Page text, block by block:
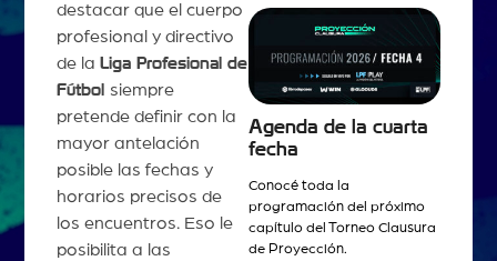
destacar que el cuerpo
profesional y directivo
de la Liga Profesional de
Fútbol siempre
pretende definir con la
mayor antelación
posible las fechas y
horarios precisos de
los encuentros. Eso le
posibilita a las
Agenda de la cuarta
fecha
Conocé toda la
programación del próximo
capítulo del Torneo Clausura
de Proyección.